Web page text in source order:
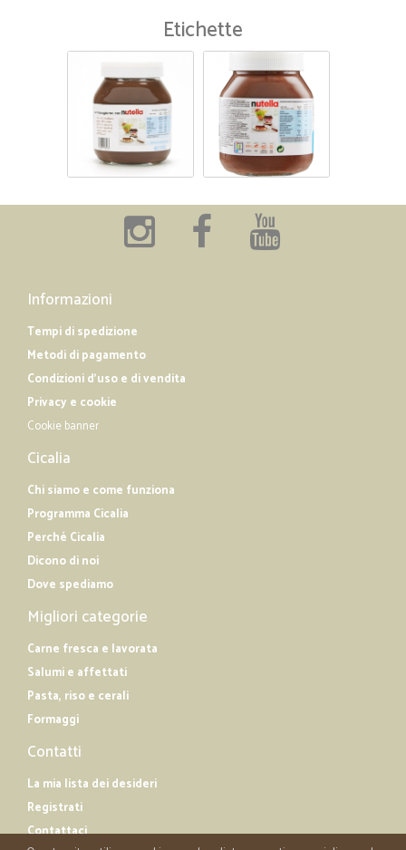
Etichette
Informazioni
Tempi di spedizione
Metodi di pagamento
Condizioni d'uso e di vendita
Privacy e cookie
Cookie banner
Cicalia
Chi siamo e come funziona
Programma Cicalia
Perché Cicalia
Dicono di noi
Dove spediamo
Migliori categorie
Carne fresca e lavorata
Salumi e affettati
Pasta, riso e cerali
Formaggi
Contatti
La mia lista dei desideri
Registrati
Contattaci